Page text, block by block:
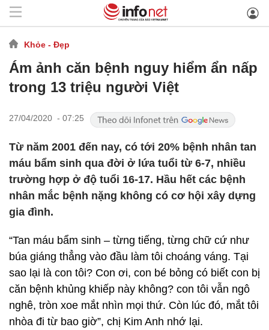
Khỏe - Đẹp
Ám ảnh căn bệnh nguy hiểm ẩn nấp
trong 13 triệu người Việt
27/04/2020 - 07:25
Từ năm 2001 đến nay, có tới 20% bệnh nhân tan
máu bẩm sinh qua đời ở lứa tuổi từ 6-7, nhiều
trường hợp ở độ tuổi 16-17. Hầu hết các bệnh
nhân mắc bệnh nặng không có cơ hội xây dựng
gia đình.
“Tan máu bẩm sinh – từng tiếng, từng chữ cứ như
búa giáng thẳng vào đầu làm tôi choáng váng. Tại
sao lại là con tôi? Con ơi, con bé bỏng có biết con bị
căn bệnh khủng khiếp này không? con tôi vẫn ngô
nghê, tròn xoe mắt nhìn mọi thứ. Còn lúc đó, mắt tôi
nhòa đi từ bao giờ”, chị Kim Anh nhớ lại.